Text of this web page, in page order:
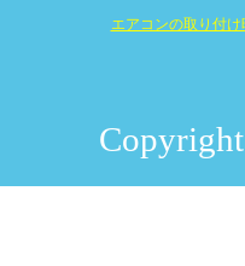
エアコンの取り付